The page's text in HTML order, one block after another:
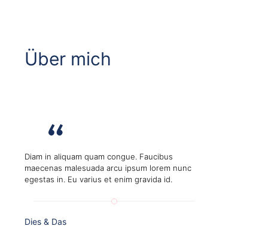
Über mich
Diam in aliquam quam congue. Faucibus
maecenas malesuada arcu ipsum lorem nunc
egestas in. Eu varius et enim gravida id.
Dies & Das